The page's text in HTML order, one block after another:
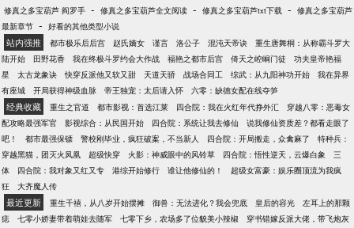
修真之多宝葫芦 阎罗手 - 修真之多宝葫芦全文阅读 - 修真之多宝葫芦txt下载 - 修真之多宝葫芦
最新章节 - 好看的其他类型小说
站内强推 都市极乐后后宫 赵氏嫡女 谨言 洛公子 混沌天帝诀
重生唐舞桐：从称霸斗罗大
陆开始
田野花香 我在终极斗罗约会大作战 福艳之都市后宫 倚天之崆峒门徒
功夫皇帝艳福
星
太古龙象诀 快穿反派他又软又甜 天道天骄 战场合同工 综武：从九阳神功开始
我在异界
有座城
开局获得神级血脉 帝王独宠：太后请入怀 六零：缺德女配在线夺笋
经典收藏 重生之官道 都市影视：首选江莱 四合院：我在火红年代挣外汇
穿越八零：恶毒女
配攻略最强军官
影视综合：从民国开始 四合院：系统让我去修仙
说我修仙资质差？都看走眼了
吧！
都市最强保镖 警校刚毕业，疯狂破案，不当新人 四合院：开局搬走，众禽麻了
特种兵：
穿越黑猫，团灭火凤凰
超级快穿 火影：神威眼中的风铃草 四合院：悟性逆天，云爆白象
三
体
四合院：我对象又红又专 港综开始修行 谁让他修仙的！
超级女富豪：娱乐圈顶流为我疯
狂
大齐魔人传
最近更新 重生千禧，从八岁开始摆摊 御兽：无法进化？我会兜底 皇后的容光
左耳上的那颗
痣
七零小娇妻带着萌娃去随军 七零下乡，农场多了位貌美小辣椒
穿书错嫁反派大佬，带飞炮灰